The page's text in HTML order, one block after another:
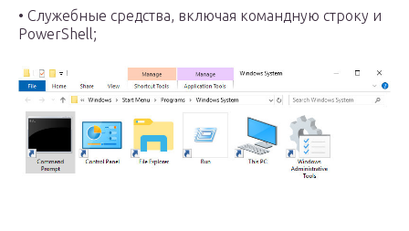
• Служебные средства, включая командную строку и
PowerShell;